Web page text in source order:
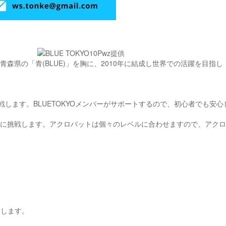
県の「青(BLUE)」を胸に、2010年に結成し世界での活躍を目指
ます。BLUETOKYOメンバーがサポートするので、初心者でも安
戦します。アクロバットは個々のレベルに合わせますので、アク
ます。